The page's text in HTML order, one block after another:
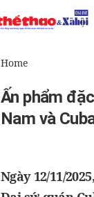
Home
Ấn phẩm
Nam và
Ngày 12/11/